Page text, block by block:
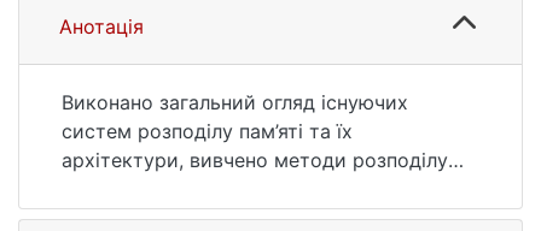
URL:
https://ir.library.knu.ua/handle/123456789/33
Анотація
Виконано загальний огляд існуючих
систем розподілу пам’яті та їх
архітектури, вивчено методи розподілу
проблеми, що виникають при